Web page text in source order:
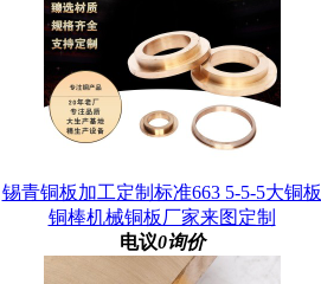
锡青铜板加工定制标准663 5-5-5大铜板
铜棒机械铜板厂家来图定制
电议0询价